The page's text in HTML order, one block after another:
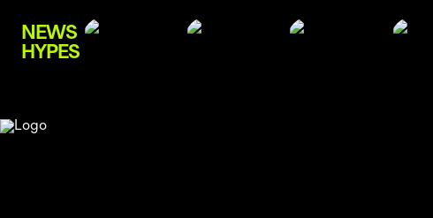
NEWS
HYPES